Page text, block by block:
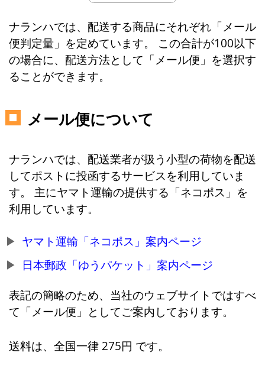
ナランハでは、配送する商品にそれぞれ「メール
便判定量」を定めています。 この合計が100以下
の場合に、配送方法として「メール便」を選択す
ることができます。
メール便について
ナランハでは、配送業者が扱う小型の荷物を配送
してポストに投函するサービスを利用していま
す。 主にヤマト運輸の提供する「ネコポス」を
利用しています。
ヤマト運輸「ネコポス」案内ページ
日本郵政「ゆうパケット」案内ページ
表記の簡略のため、当社のウェブサイトではすべ
て「メール便」としてご案内しております。
送料は、全国一律 275円 です。